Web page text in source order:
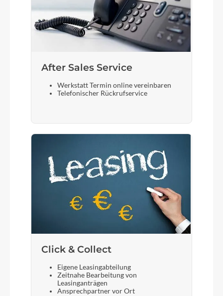
After Sales Service
Werkstatt Termin online vereinbaren
Telefonischer Rückrufservice
Click & Collect
Eigene Leasingabteilung
Zeitnahe Bearbeitung von
Leasinganträgen
Ansprechpartner vor Ort